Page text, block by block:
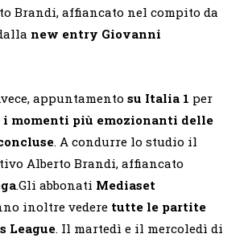
Brandi, affiancato nel compito da
new entry Giovanni
appuntamento su Italia 1 per
i momenti più emozionanti delle
. A condurre lo studio il
Alberto Brandi, affiancato
.Gli abbonati Mediaset
inoltre vedere tutte le partite
League. Il martedì e il mercoledì di